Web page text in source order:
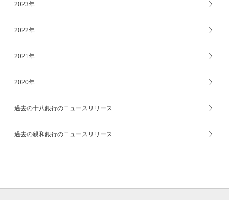
2023年
2022年
2021年
2020年
過去の十八銀行のニュースリリース
過去の親和銀行のニュースリリース